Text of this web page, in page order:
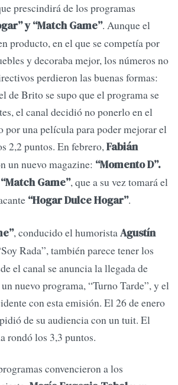
prescindirá de los programas
y “Match Game”. Aunque el
producto, en el que se competía por
y decoraba mejor, los números no
perdieron las buenas formas:
de Brito se supo que el programa se
el canal decidió no ponerlo en el
por una película para poder mejorar el
2,2 puntos. En febrero,Fabián
un nuevo magazine: “Momento D”.
Game”, que a su vez tomará el
“Hogar Dulce Hogar”.
, conducido el humoristaAgustín
Rada”, también parece tener los
el canal se anuncia la llegada de
nuevo programa, “Turno Tarde”, y el
con esta emisión. El 26 de enero
de su audiencia con un tuit. El
rondó los 3,3 puntos.
convencieron a los